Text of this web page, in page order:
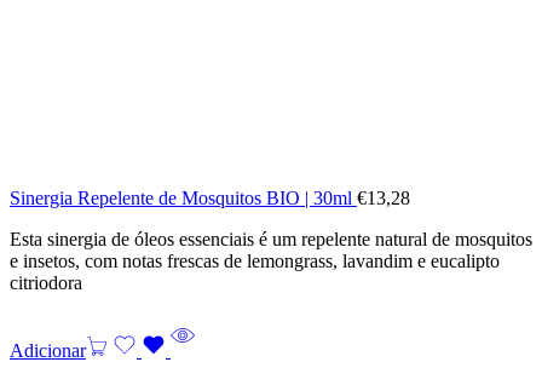
Sinergia Repelente de Mosquitos BIO | 30ml €13,28
Esta sinergia de óleos essenciais é um repelente natural de mosquitos
e insetos, com notas frescas de lemongrass, lavandim e eucalipto
citriodora
Adicionar